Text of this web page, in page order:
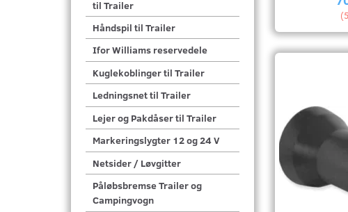
til Trailer
Håndspil til Trailer
Ifor Williams reservedele
Kuglekoblinger til Trailer
Ledningsnet til Trailer
Lejer og Pakdåser til Trailer
Markeringslygter 12 og 24 V
Netsider / Løvgitter
Påløbsbremse Trailer og
Campingvogn
(